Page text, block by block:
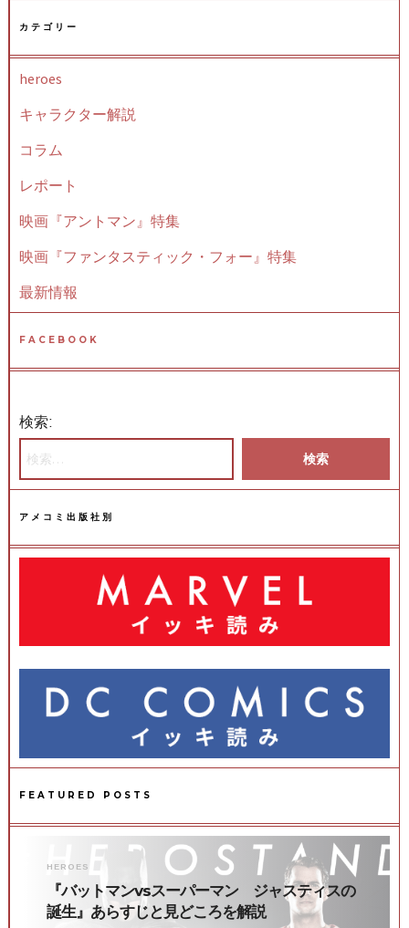
カテゴリー
heroes
キャラクター解説
コラム
レポート
映画『アントマン』特集
映画『ファンタスティック・フォー』特集
最新情報
FACEBOOK
検索:
アメコミ出版社別
FEATURED POSTS
HEROES
『バットマンvsスーパーマン ジャスティスの
誕生』あらすじと見どころを解説